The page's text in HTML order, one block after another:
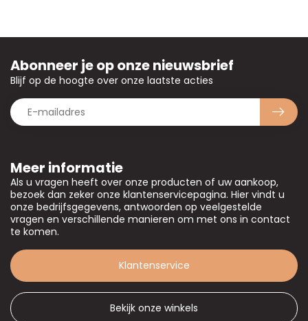
Meer informatie
Als u vragen heeft over onze producten of uw aankoop,
bezoek dan zeker onze klantenservicepagina. Hier vindt u
onze bedrijfsgegevens, antwoorden op veelgestelde
vragen en verschillende manieren om met ons in contact
te komen.
Klantenservice
Bekijk onze winkels
Abonneer je op onze nieuwsbrief
Blijf op de hoogte over onze laatste acties